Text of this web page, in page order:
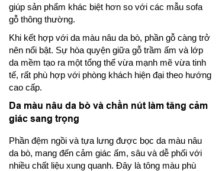
giúp sản phẩm khác biệt hơn so với các mẫu sofa
gỗ thông thường.
Khi kết hợp với da màu nâu da bò, phần gỗ càng trở
nên nổi bật. Sự hòa quyện giữa gỗ trầm ấm và lớp
da mềm tạo ra một tổng thể vừa mạnh mẽ vừa tinh
tế, rất phù hợp với phòng khách hiện đại theo hướng
cao cấp.
Da màu nâu da bò và chần nút làm tăng cảm
giác sang trọng
Phần đệm ngồi và tựa lưng được bọc da màu nâu
da bò, mang đến cảm giác ấm, sâu và dễ phối với
nhiều chất liệu xung quanh. Đây là tông màu phù